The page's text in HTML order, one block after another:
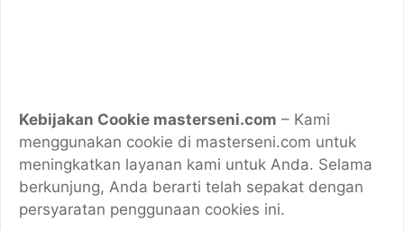
Kebijakan Cookie masterseni.com – Kami
menggunakan cookie di masterseni.com untuk
meningkatkan layanan kami untuk Anda. Selama
berkunjung, Anda berarti telah sepakat dengan
persyaratan penggunaan cookies ini.